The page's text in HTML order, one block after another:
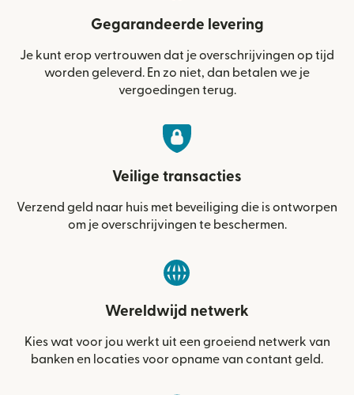
Gegarandeerde levering
Je kunt erop vertrouwen dat je overschrijvingen op tijd
worden geleverd. En zo niet, dan betalen we je
vergoedingen terug.
Veilige transacties
Verzend geld naar huis met beveiliging die is ontworpen
om je overschrijvingen te beschermen.
Wereldwijd netwerk
Kies wat voor jou werkt uit een groeiend netwerk van
banken en locaties voor opname van contant geld.